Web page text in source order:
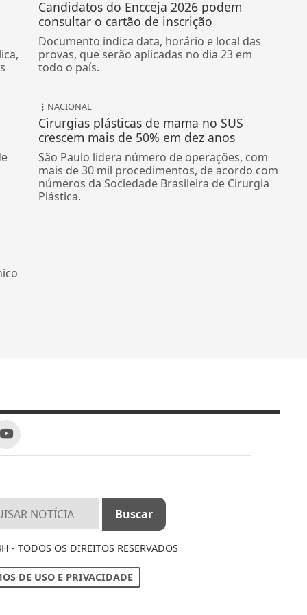
Candidatos do Encceja 2026 podem
consultar o cartão de inscrição
Documento indica data, horário e local das
provas, que serão aplicadas no dia 23 em
todo o país.
NACIONAL
Cirurgias plásticas de mama no SUS
crescem mais de 50% em dez anos
São Paulo lidera número de operações, com
mais de 30 mil procedimentos, de acordo com
números da Sociedade Brasileira de Cirurgia
Plástica.
- TODOS OS DIREITOS RESERVADOS
DE USO E PRIVACIDADE